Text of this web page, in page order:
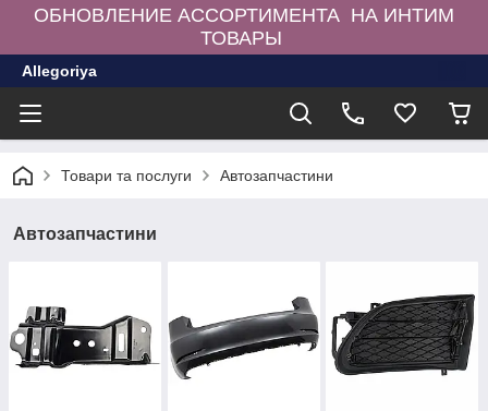
ОБНОВЛЕНИЕ АССОРТИМЕНТА НА ИНТИМ
ТОВАРЫ
Allegoriya
Товари та послуги Автозапчастини
Автозапчастини